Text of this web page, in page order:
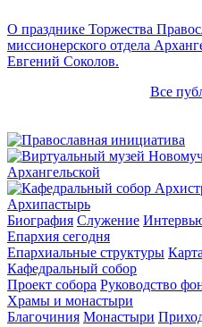
О празднике Торжества
миссионерского отдела
Евгений Соколов.
Все
Архипастырь
Биография Служение
Епархия сегодня
Епархиальные структуры
Кафедральный собор
Проект собора Руководство
Храмы и монастыри
Благочиния Монастыри